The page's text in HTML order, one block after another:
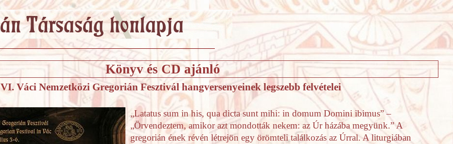
Könyv és CD ajánló
VI. Váci Nemzetközi Gregorián Fesztivál hangversenyeinek legszebb felvételei
„Latatus sum in his, qua dicta sunt mihi: in domum Domini ibimus” –
„Örvendeztem, amikor azt mondották nekem: az Úr házába megyünk.” A
gregorián ének révén létrejön egy örömteli találkozás az Úrral. A liturgiában